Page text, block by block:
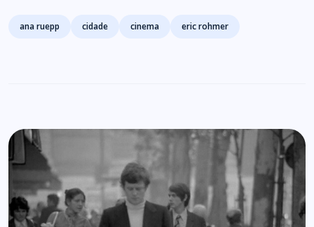
Tags
ana ruepp cidade cinema eric rohmer